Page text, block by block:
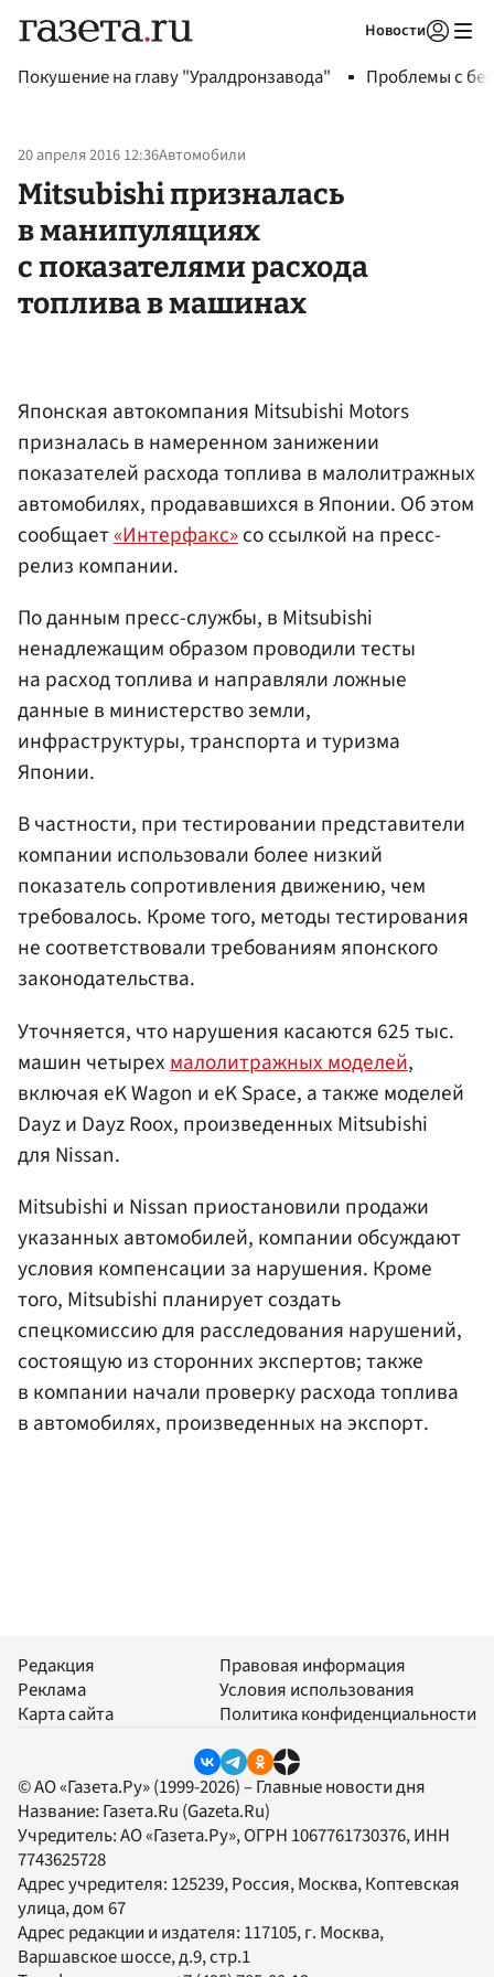
Новости
Покушение на главу "Уралдронзавода" Проблемы с
20 апреля 2016 12:36Автомобили
Mitsubishi призналась
в манипуляциях
с показателями расхода
топлива в машинах
Японская автокомпания Mitsubishi Motors
призналась в намеренном занижении
показателей расхода топлива в малолитражных
автомобилях, продававшихся в Японии. Об этом
сообщает«Интерфакс»со ссылкой на пресс-
релиз компании.
По данным пресс-службы, в Mitsubishi
ненадлежащим образом проводили тесты
на расход топлива и направляли ложные
данные в министерство земли,
инфраструктуры, транспорта и туризма
Японии.
В частности, при тестировании представители
компании использовали более низкий
показатель сопротивления движению, чем
требовалось. Кроме того, методы тестирования
не соответствовали требованиям японского
законодательства.
Уточняется, что нарушения касаются 625 тыс.
машин четырех малолитражных моделей,
включая eK Wagon и eK Space, а также моделей
Dayz и Dayz Roox, произведенных Mitsubishi
для Nissan.
Mitsubishi и Nissan приостановили продажи
указанных автомобилей, компании обсуждают
условия компенсации за нарушения. Кроме
того, Mitsubishi планирует создать
спецкомиссию для расследования нарушений,
состоящую из сторонних экспертов; также
в компании начали проверку расхода топлива
в автомобилях, произведенных на экспорт.
Редакция
Реклама
Карта сайта
Правовая информация
Условия использования
Политика конфиденциальности
© АО «Газета.Ру» (1999-2026) – Главные новости дня
Название: Газета.Ru (Gazeta.Ru)
Учредитель:АО «Газета.Ру», ОГРН 1067761730376, ИНН
7743625728
Адрес учредителя: 125239, Россия, Москва, Коптевская
улица, дом 67
Адрес редакции и издателя: 117105, г. Москва,
Варшавское шоссе, д.9, стр.1